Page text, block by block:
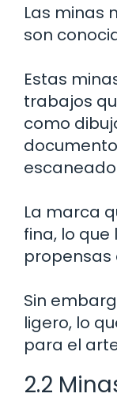
Las minas
son
Estas
trabajos
como
La marca
fina, lo
propensas
Sin
ligero, lo
para el
2.2